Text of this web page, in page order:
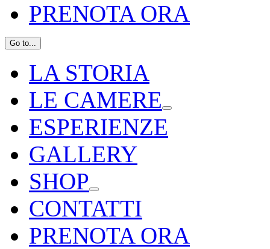
PRENOTA ORA
Go to...
LA STORIA
LE CAMERE
ESPERIENZE
GALLERY
SHOP
CONTATTI
PRENOTA ORA